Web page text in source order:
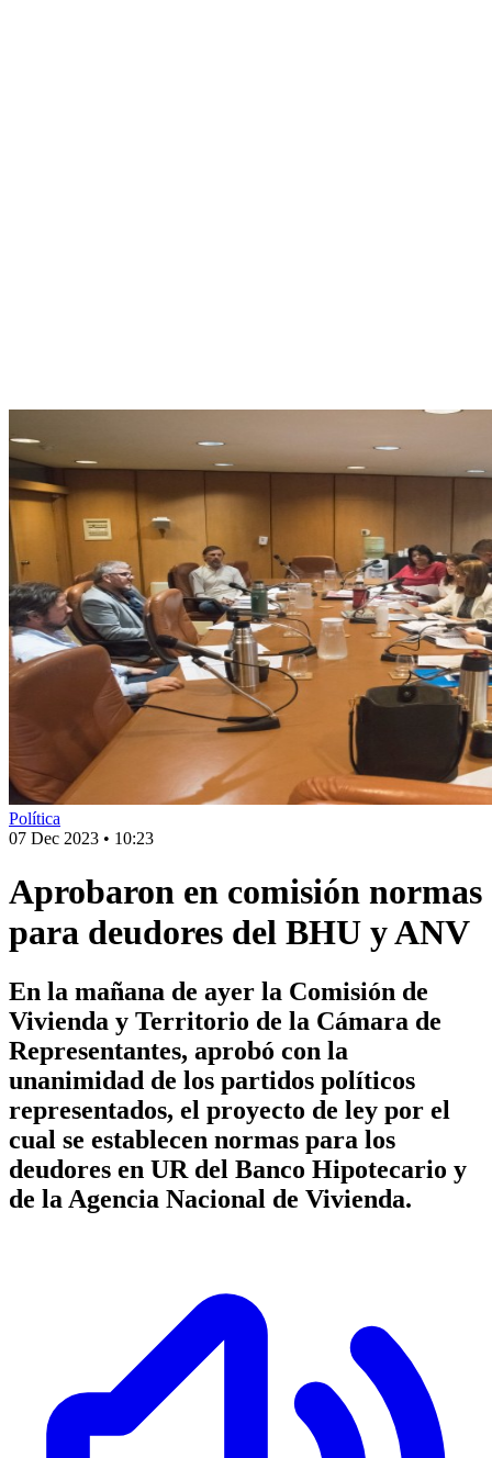
Política
07 Dec 2023 • 10:23
Aprobaron en comisión normas
para deudores del BHU y ANV
En la mañana de ayer la Comisión de
Vivienda y Territorio de la Cámara de
Representantes, aprobó con la
unanimidad de los partidos políticos
representados, el proyecto de ley por el
cual se establecen normas para los
deudores en UR del Banco Hipotecario y
de la Agencia Nacional de Vivienda.